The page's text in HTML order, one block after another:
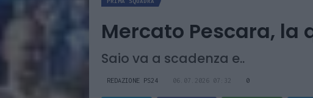
Mercato Pescara, la
Saio va a scadenza e..
REDAZIONE PS24 06.07.2026 07:32 0